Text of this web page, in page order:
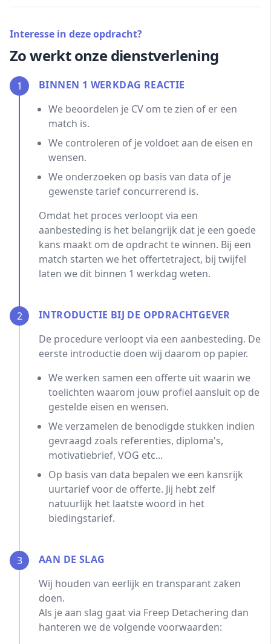
Interesse in deze opdracht?
Zo werkt onze dienstverlening
1
BINNEN 1 WERKDAG REACTIE
We beoordelen je CV om te zien of er een
match is.
We controleren of je voldoet aan de eisen en
wensen.
We onderzoeken op basis van data of je
gewenste tarief concurrerend is.
Omdat het proces verloopt via een
aanbesteding is het belangrijk dat je een goede
kans maakt om de opdracht te winnen. Bij een
match starten we het offertetraject, bij twijfel
laten we dit binnen 1 werkdag weten.
2
INTRODUCTIE BIJ DE OPDRACHTGEVER
De procedure verloopt via een aanbesteding. De
eerste introductie doen wij daarom op papier.
We werken samen een offerte uit waarin we
toelichten waarom jouw profiel aansluit op de
gestelde eisen en wensen.
We verzamelen de benodigde stukken indien
gevraagd zoals referenties, diploma's,
motivatiebrief, VOG etc...
Op basis van data bepalen we een kansrijk
uurtarief voor de offerte. Jij hebt zelf
natuurlijk het laatste woord in het
biedingstarief.
3
AAN DE SLAG
Wij houden van eerlijk en transparant zaken
doen.
Als je aan slag gaat via Freep Detachering dan
hanteren we de volgende voorwaarden: